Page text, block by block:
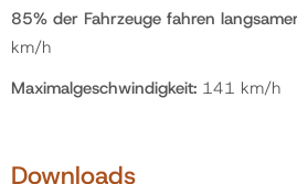
85% der Fahrzeuge fahren
km/h
Maximalgeschwindigkeit: 141 km/h
Downloads